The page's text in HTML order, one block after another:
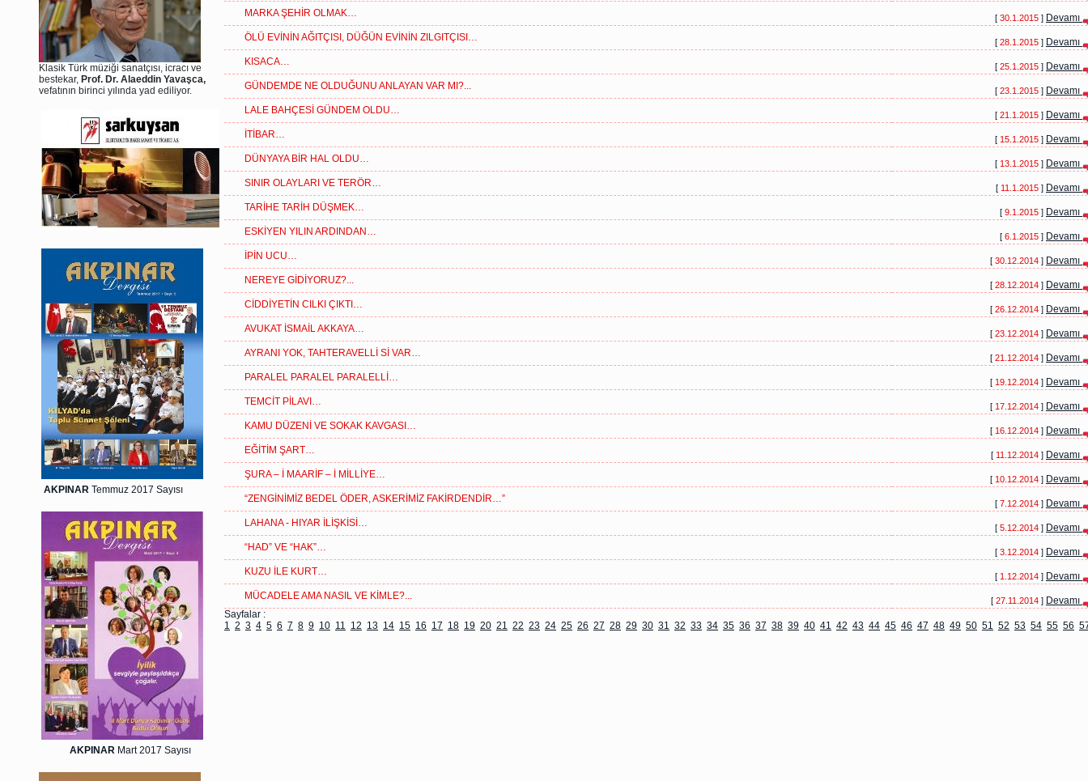
Klasik Türk müziği sanatçısı, icracı ve
bestekar, Prof. Dr. Alaeddin Yavaşca,
vefatının birinci yılında yad ediliyor.
AKPINAR Temmuz 2017 Sayısı
AKPINAR Mart 2017 Sayısı
MARKA ŞEHİR OLMAK…
[ 30.1.2015 ] Devamı
ÖLÜ EVİNİN AĞITÇISI, DÜĞÜN EVİNİN ZILGITÇISI…
[ 28.1.2015 ] Devamı
KISACA…
[ 25.1.2015 ] Devamı
GÜNDEMDE NE OLDUĞUNU ANLAYAN VAR MI?...
[ 23.1.2015 ] Devamı
LALE BAHÇESİ GÜNDEM OLDU…
[ 21.1.2015 ] Devamı
İTİBAR…
[ 15.1.2015 ] Devamı
DÜNYAYA BİR HAL OLDU…
[ 13.1.2015 ] Devamı
SINIR OLAYLARI VE TERÖR…
[ 11.1.2015 ] Devamı
TARİHE TARİH DÜŞMEK…
[ 9.1.2015 ] Devamı
ESKİYEN YILIN ARDINDAN…
[ 6.1.2015 ] Devamı
İPİN UCU…
[ 30.12.2014 ] Devamı
NEREYE GİDİYORUZ?...
[ 28.12.2014 ] Devamı
CİDDİYETİN CILKI ÇIKTI…
[ 26.12.2014 ] Devamı
AVUKAT İSMAİL AKKAYA…
[ 23.12.2014 ] Devamı
AYRANI YOK, TAHTERAVELLİ Sİ VAR…
[ 21.12.2014 ] Devamı
PARALEL PARALEL PARALELLİ…
[ 19.12.2014 ] Devamı
TEMCİT PİLAVI…
[ 17.12.2014 ] Devamı
KAMU DÜZENİ VE SOKAK KAVGASI…
[ 16.12.2014 ] Devamı
EĞİTİM ŞART…
[ 11.12.2014 ] Devamı
ŞURA – İ MAARİF – İ MİLLİYE…
[ 10.12.2014 ] Devamı
“ZENGİNİMİZ BEDEL ÖDER, ASKERİMİZ FAKİRDENDİR…”
[ 7.12.2014 ] Devamı
LAHANA - HIYAR İLİŞKİSİ…
[ 5.12.2014 ] Devamı
“HAD” VE “HAK”…
[ 3.12.2014 ] Devamı
KUZU İLE KURT…
[ 1.12.2014 ] Devamı
MÜCADELE AMA NASIL VE KİMLE?...
[ 27.11.2014 ] Devamı
Sayfalar :
1 2 3 4 5 6 7 8 9 10 11 12 13 14 15 16 17 18 19 20 21 22 23 24 25 26 27 28 29 30 31 32 33 34 35 36 37 38 39 40 41 42 43 44 45 46 47 48 49 50 51 52 53 54 55 56